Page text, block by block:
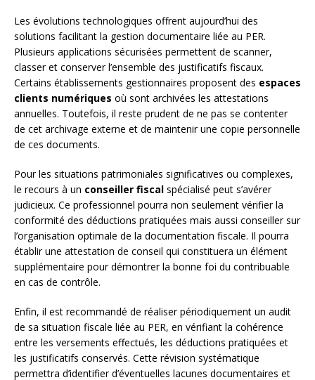
Les évolutions technologiques offrent aujourd’hui des
solutions facilitant la gestion documentaire liée au PER.
Plusieurs applications sécurisées permettent de scanner,
classer et conserver l’ensemble des justificatifs fiscaux.
Certains établissements gestionnaires proposent des espaces
clients numériques où sont archivées les attestations
annuelles. Toutefois, il reste prudent de ne pas se contenter
de cet archivage externe et de maintenir une copie personnelle
de ces documents.
Pour les situations patrimoniales significatives ou complexes,
le recours à un conseiller fiscal spécialisé peut s’avérer
judicieux. Ce professionnel pourra non seulement vérifier la
conformité des déductions pratiquées mais aussi conseiller sur
l’organisation optimale de la documentation fiscale. Il pourra
établir une attestation de conseil qui constituera un élément
supplémentaire pour démontrer la bonne foi du contribuable
en cas de contrôle.
Enfin, il est recommandé de réaliser périodiquement un audit
de sa situation fiscale liée au PER, en vérifiant la cohérence
entre les versements effectués, les déductions pratiquées et
les justificatifs conservés. Cette révision systématique
permettra d’identifier d’éventuelles lacunes documentaires et